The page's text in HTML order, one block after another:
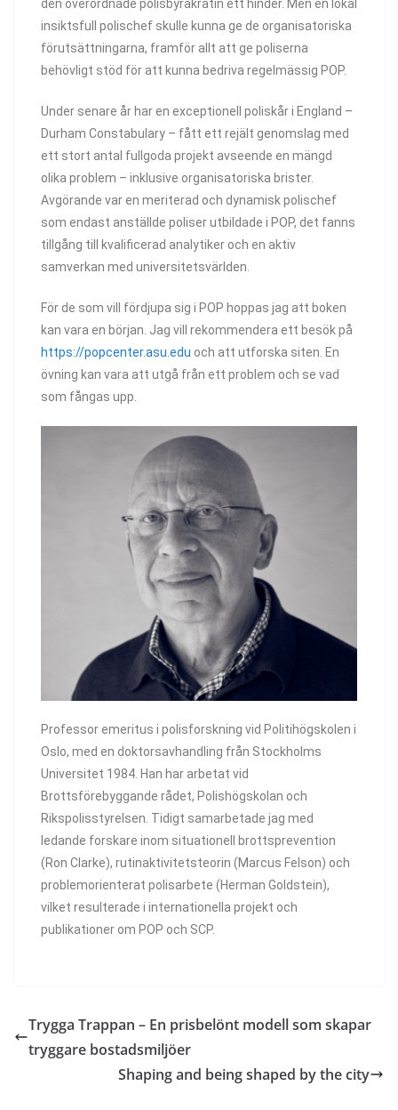
den överordnade polisbyråkratin ett hinder. Men en lokal
insiktsfull polischef skulle kunna ge de organisatoriska
förutsättningarna, framför allt att ge poliserna
behövligt stöd för att kunna bedriva regelmässig POP.
Under senare år har en exceptionell poliskår i England –
Durham Constabulary – fått ett rejält genomslag med
ett stort antal fullgoda projekt avseende en mängd
olika problem – inklusive organisatoriska brister.
Avgörande var en meriterad och dynamisk polischef
som endast anställde poliser utbildade i POP, det fanns
tillgång till kvalificerad analytiker och en aktiv
samverkan med universitetsvärlden.
För de som vill fördjupa sig i POP hoppas jag att boken
kan vara en början. Jag vill rekommendera ett besök på
https://popcenter.asu.edu och att utforska siten. En
övning kan vara att utgå från ett problem och se vad
som fångas upp.
Professor emeritus i polisforskning vid Politihögskolen i
Oslo, med en doktorsavhandling från Stockholms
Universitet 1984. Han har arbetat vid
Brottsförebyggande rådet, Polishögskolan och
Rikspolisstyrelsen. Tidigt samarbetade jag med
ledande forskare inom situationell brottsprevention
(Ron Clarke), rutinaktivitetsteorin (Marcus Felson) och
problemorienterat polisarbete (Herman Goldstein),
vilket resulterade i internationella projekt och
publikationer om POP och SCP.
Trygga Trappan – En prisbelönt modell som skapar
tryggare bostadsmiljöer
Shaping and being shaped by the city